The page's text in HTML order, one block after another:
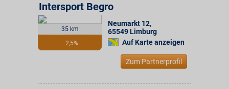
35 km
2,5%
Intersport Begro
Neumarkt 12,
65549 Limburg
Auf Karte anzeigen
Zum Partnerprofil